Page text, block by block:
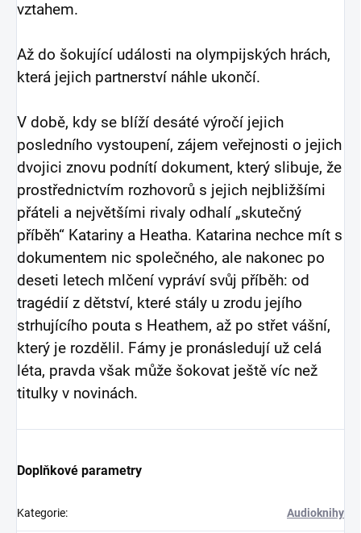
vztahem.
Až do šokující události na olympijských hrách,
která jejich partnerství náhle ukončí.
V době, kdy se blíží desáté výročí jejich
posledního vystoupení, zájem veřejnosti o jejich
dvojici znovu podnítí dokument, který slibuje, že
prostřednictvím rozhovorů s jejich nejbližšími
přáteli a největšími rivaly odhalí „skutečný
příběh“ Katariny a Heatha. Katarina nechce mít s
dokumentem nic společného, ale nakonec po
deseti letech mlčení vypráví svůj příběh: od
tragédií z dětství, které stály u zrodu jejího
strhujícího pouta s Heathem, až po střet vášní,
který je rozdělil. Fámy je pronásledují už celá
léta, pravda však může šokovat ještě víc než
titulky v novinách.
Doplňkové parametry
Kategorie: Audioknihy